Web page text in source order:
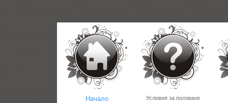
Начало Условия за ползване